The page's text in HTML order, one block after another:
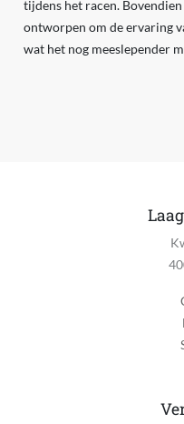
tijdens het racen.
ontworpen om de ervaring
wat het nog meeslepender